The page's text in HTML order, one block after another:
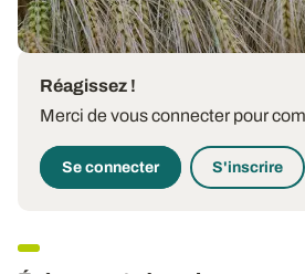
Réagissez !
Merci de vous connecter pour
Se connecter S'inscrire